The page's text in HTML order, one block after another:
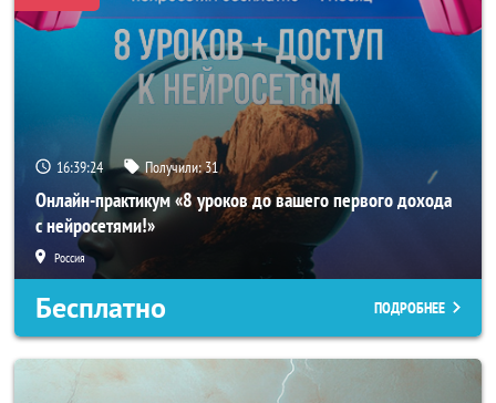
16:39:21 Получили:31
Онлайн-практикум «8 уроков до вашего первого дохода
с нейросетями!»
Россия
Бесплатно ПОДРОБНЕЕ